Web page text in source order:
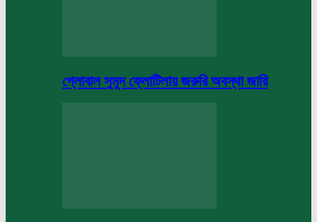
গ্লোবাল সুমুদ ফ্লোটিলায় জরুরি অবস্থা জারি